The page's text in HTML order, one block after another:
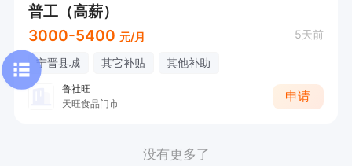
普工（高薪）
3000-5400 元/月 5天前
宁晋县城 其它补贴 其他补助
鲁社旺
天旺食品门市
申请
没有更多了